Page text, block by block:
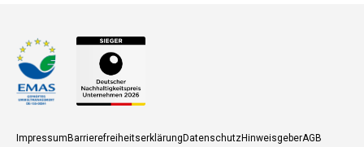
Zahlungsmethoden
ImpressumBarrierefreiheitserklärungDatenschutzHinweisgeberAGB